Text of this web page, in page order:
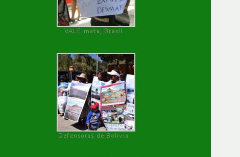
VALE mata, Brasil
Defensoras de Bolivia